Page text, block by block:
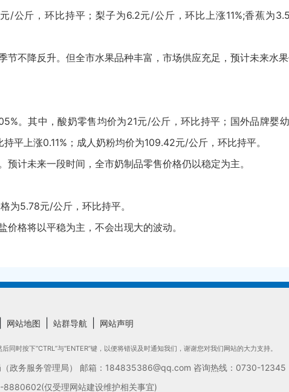
/公斤，环比持平；梨子为6.2元/公斤，环比上涨11%;香蕉为
不降反升。但全市水果品种丰富，市场供应充足，预计未来水
。其中，酸奶零售均价为21元/公斤，环比持平；国外品牌婴
平上涨0.11%；成人奶粉均价为109.42元/公斤，环比持平。
计未来一段时间，全市奶制品零售价格仍以稳定为主。
为5.78元/公斤，环比持平。
格将以平稳为主，不会出现大的波动。
网站地图 站群导航 网站声明
时按下“CTRL”与“ENTER”键，以便将错误及时通知我们，谢谢您对我们网站的大力支持。
政务服务管理局） 邮箱：184835386@qq.com 咨询热线：0730-12345
仅受理网站建设维护相关事宜)